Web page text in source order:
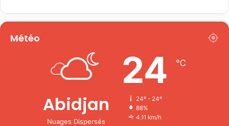
Météo
Abidjan
Nuages Dispersés
24 ℃
24º - 24º
88%
4.11 km/h